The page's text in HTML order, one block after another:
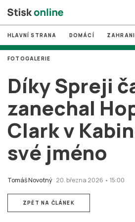
# MUNI
# Brno
# volby
login PŘIHLÁSIT SE
Zapomněli jste heslo?
Založit nový účet
HLAVNÍ STRANA DOMÁCÍ
Díky Spreji
zanechal
Clark v
své jméno
Tomáš Novotný 20. března 2026 • 15:00
FOTOGALERIE
ZPĚT NA ČLÁNEK